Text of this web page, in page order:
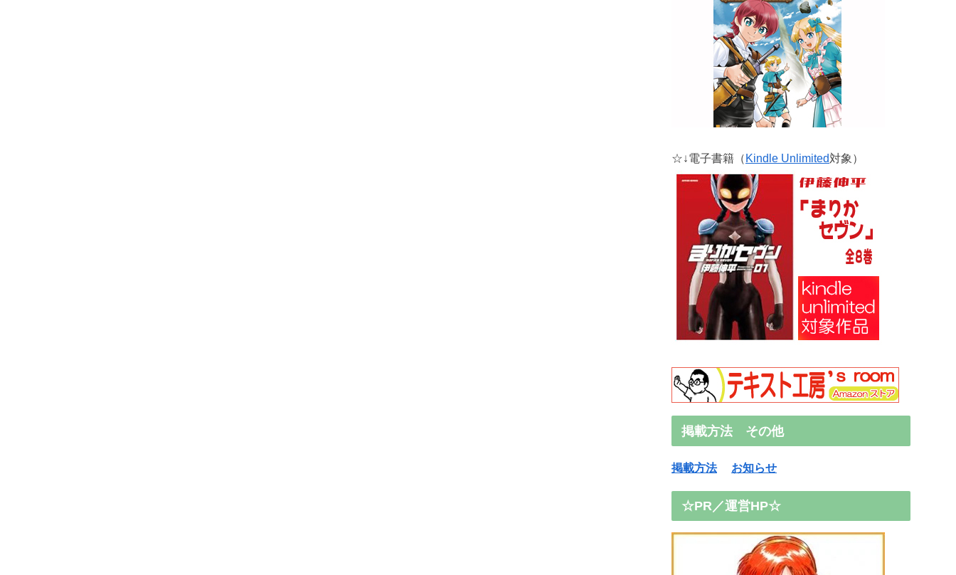
☆↓電子書籍（ Kindle Unlimited対象）
掲載方法 その他
掲載方法 お知らせ
☆PR／運営HP☆